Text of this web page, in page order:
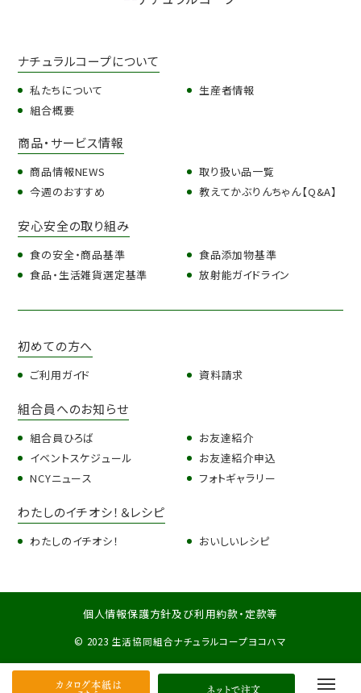
ナチュラルコープについて
私たちについて
組合概要
生産者情報
商品・サービス情報
商品情報NEWS
今週のおすすめ
取り扱い品一覧
教えてかぶりんちゃん【Q&A】
安心安全の取り組み
食の安全・商品基準
食品・生活雑貨選定基準
食品添加物基準
放射能ガイドライン
初めての方へ
ご利用ガイド 資料請求
組合員へのお知らせ
組合員ひろば
イベントスケジュール
NCYニュース
お友達紹介
お友達紹介申込
フォトギャラリー
わたしのイチオシ！＆レシピ
わたしのイチオシ！ おいしいレシピ
個人情報保護方針及び利用約款・定款等
© 2023 生活協同組合ナチュラルコープヨコハマ
カタログ本紙は ネットで注文